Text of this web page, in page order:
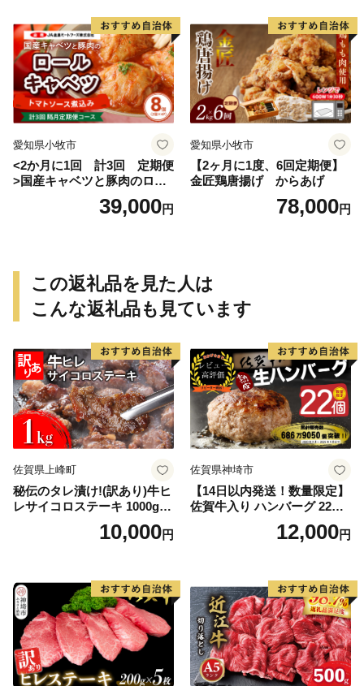
愛知県小牧市
<2か月に1回 計3回 定期便
>国産キャベツと豚肉のロー
ルキャベツ（4P入り）
39,000円
愛知県小牧市
【2ヶ月に1度、6回定期便】
金匠鶏唐揚げ からあげ
78,000円
この返礼品を見た人は
こんな返礼品も見ています
佐賀県上峰町
秘伝のタレ漬け!(訳あり)牛ヒ
レサイコロステーキ 1000g
10,000円
佐賀県神埼市
【14日以内発送！数量限定】
佐賀牛入り ハンバーグ 22個
2.6kg(120g×22個)【佐賀牛
黒毛和牛 ブランド牛 九州 ハ
気】(H083106)
12,000円